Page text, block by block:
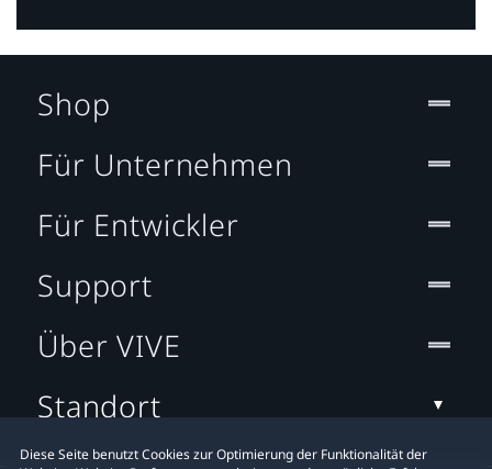
Diese Seite benutzt Cookies zur Optimierung der Funktionalität der
Shop
Für Unternehmen
Für Entwickler
Support
Über VIVE
Standort